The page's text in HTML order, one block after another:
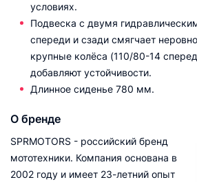
условиях.
Подвеска с двумя
спереди и сзади смягчает
крупные колёса (110/80-14
добавляют устойчивости.
Длинное сиденье 780 мм.
О бренде
SPRMOTORS - российский бренд
мототехники. Компания основана в
2002 году и имеет 23-летний опыт